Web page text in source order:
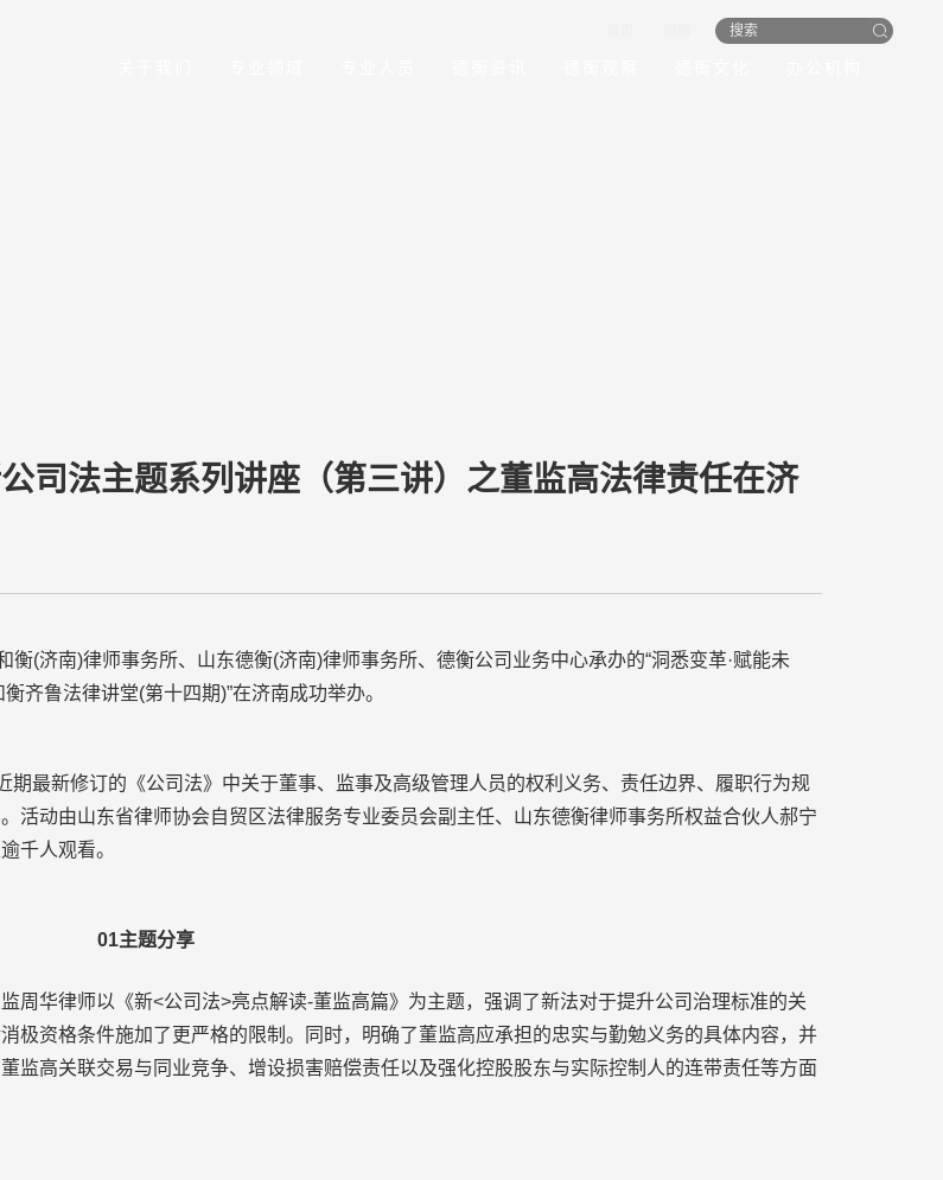
法主题系列讲座（第三讲）之董监高法律责任在济
济南)律师事务所、山东德衡(济南)律师事务所、德衡公司业务中心承办的“洞悉变革·赋能未
齐鲁法律讲堂(第十四期)”在济南成功举办。
最新修订的《公司法》中关于董事、监事及高级管理人员的权利义务、责任边界、履职行为规
活动由山东省律师协会自贸区法律服务专业委员会副主任、山东德衡律师事务所权益合伙人郝宁
千人观看。
01主题分享
华律师以《新<公司法>亮点解读-董监高篇》为主题，强调了新法对于提升公司治理标准的关
极资格条件施加了更严格的限制。同时，明确了董监高应承担的忠实与勤勉义务的具体内容，并
监高关联交易与同业竞争、增设损害赔偿责任以及强化控股股东与实际控制人的连带责任等方面